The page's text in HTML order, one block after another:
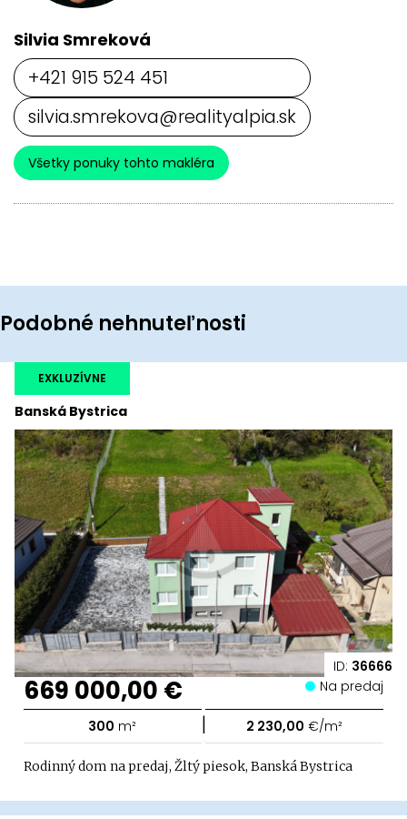
Silvia Smreková
+421 915 524 451
silvia.smrekova@realityalpia.sk
Všetky ponuky tohto makléra
Podobné nehnuteľnosti
ID: 36666
Banská Bystrica
EXKLUZÍVNE
669 000,00 € Na predaj
300 m² | 2 230,00 €/m²
Rodinný dom na predaj, Žltý piesok, Banská Bystrica